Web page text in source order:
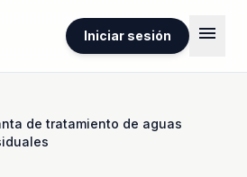
Iniciar sesión menu
de tratamiento de aguas